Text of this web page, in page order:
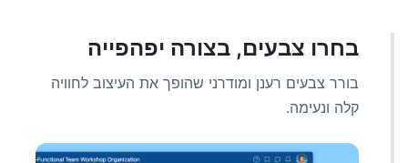
בחרו צבעים, בצורה יפהפייה
בורר צבעים רענן ומודרני שהופך את העיצוב לחוויה
קלה ונעימה.